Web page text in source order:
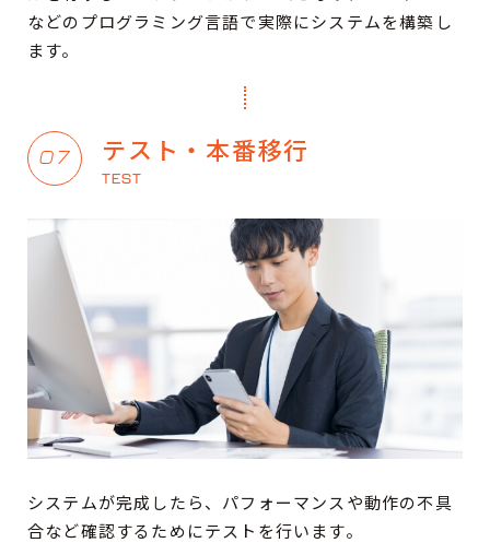
などのプログラミング言語で実際にシステムを構築し
ます。
07 テスト・本番移行
TEST
システムが完成したら、パフォーマンスや動作の不具
合など確認するためにテストを行います。